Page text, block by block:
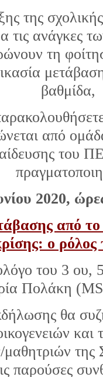
της
τις ανάγκες
τη
βαθμίδα,
από
του
2020,
από
ο ρόλος
του 3
Πολάκη
θα
της
παρούσες